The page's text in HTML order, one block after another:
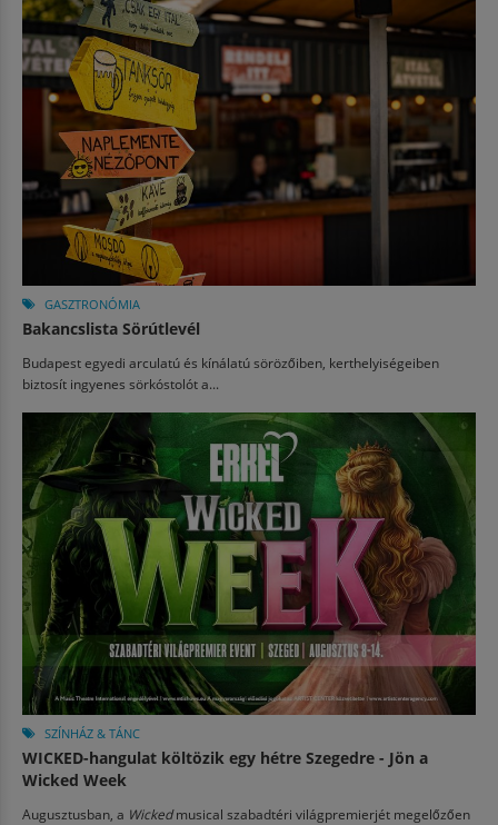
GASZTRONÓMIA
Bakancslista Sörútlevél
Budapest egyedi arculatú és kínálatú sörözőiben, kerthelyiségeiben
biztosít ingyenes sörkóstolót a...
SZÍNHÁZ & TÁNC
WICKED-hangulat költözik egy hétre Szegedre - Jön a
Wicked Week
Augusztusban, a Wickedmusical szabadtéri világpremierjét megelőzően